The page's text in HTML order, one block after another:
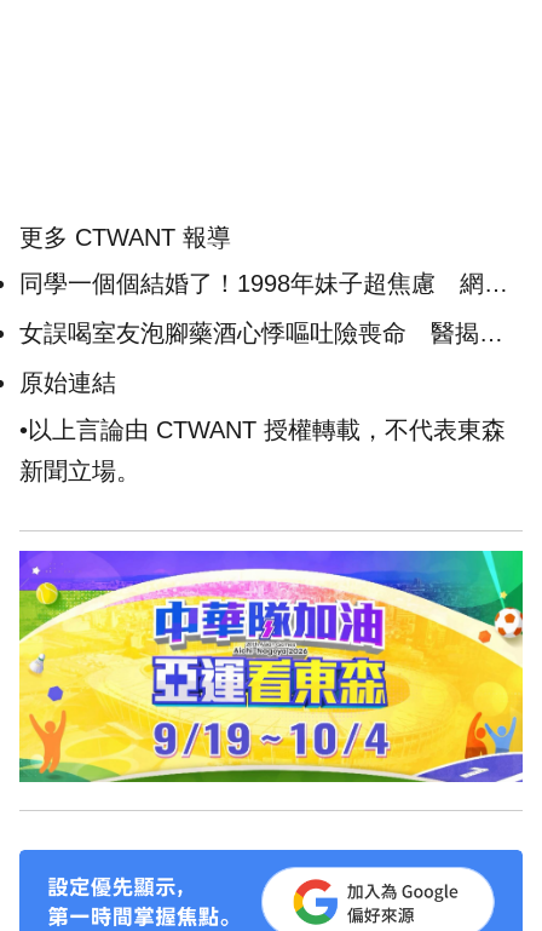
更多 CTWANT 報導
同學一個個結婚了！1998年妹子超焦慮 網一
面倒勸別急著嫁
女誤喝室友泡腳藥酒心悸嘔吐險喪命 醫揭超
毒藥材：堪比砒霜
原始連結
•以上言論由 CTWANT 授權轉載，不代表東森
新聞立場。